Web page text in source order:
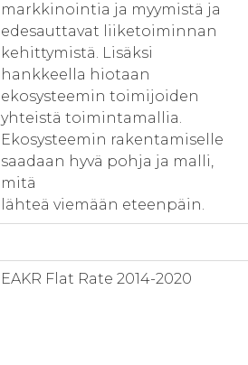
markkinointia ja myymistä ja
edesauttavat liiketoiminnan
kehittymistä. Lisäksi
hankkeella hiotaan
ekosysteemin toimijoiden
yhteistä toimintamallia.
Ekosysteemin rakentamiselle
saadaan hyvä pohja ja malli,
mitä
lähteä viemään eteenpäin.
EAKR Flat Rate 2014-2020